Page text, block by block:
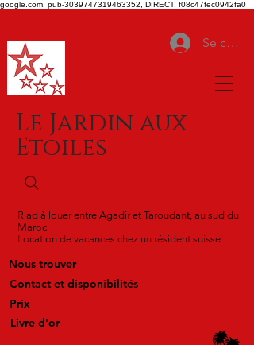
google.com, pub-3039747319463352, DIRECT, f08c47fec0942fa0
Se
Le Jardin aux
Etoiles
Riad à louer entre Agadir et Taroudant, au sud du
Maroc
Location de vacances chez un résident suisse
Nous trouver
Contact et disponibilités
Prix
Livre d'or